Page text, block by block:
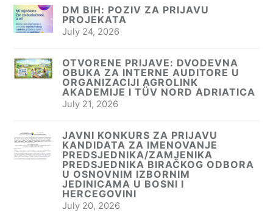
DM BIH: POZIV ZA PRIJAVU
PROJEKATA
July 24, 2026
OTVORENE PRIJAVE: DVODEVNA
OBUKA ZA INTERNE AUDITORE U
ORGANIZACIJI AGROLINK
AKADEMIJE I TÜV NORD ADRIATICA
July 21, 2026
JAVNI KONKURS ZA PRIJAVU
KANDIDATA ZA IMENOVANJE
PREDSJEDNIKA/ZAMJENIKA
PREDSJEDNIKA BIRAČKOG ODBORA
U OSNOVNIM IZBORNIM
JEDINICAMA U BOSNI I
HERCEGOVINI
July 20, 2026